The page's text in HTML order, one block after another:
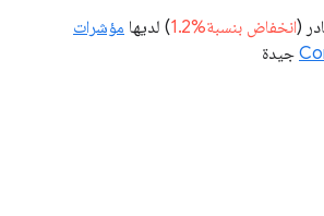
انخفاض بنسبة%1.2 ) لديها مؤشرات
جيدة